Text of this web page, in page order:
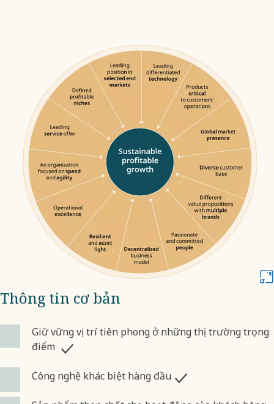
Thông tin cơ bản
Giữ vững vị trí tiên phong ở những thị trường trọng
điểm
Công nghệ khác biệt hàng đầu